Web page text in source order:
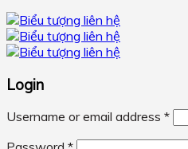
Login
Username or email address *